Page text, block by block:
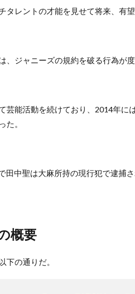
タレントの才能を見せて将来、有
、ジャニーズの規約を破る行為が
芸能活動を続けており、2014年に
た。
田中聖は大麻所持の現行犯で逮捕さ
概要
下の通りだ。